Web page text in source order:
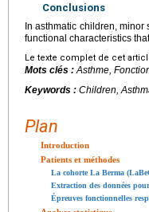
Conclusions
In asthmatic children,
functional characteristics
Le texte complet de cet
Mots clés : Asthme,
Keywords : Children,
Plan
Introduction
Patients et méthodes
La cohorte La Berma
Extraction des données
Épreuves fonctionnelles